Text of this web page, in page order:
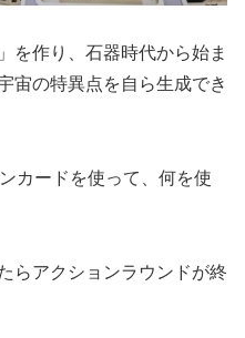
を作り、石器時代から始ま
宙の特異点を自ら生成でき
カードを使って、何を使
らアクションラウンドが終